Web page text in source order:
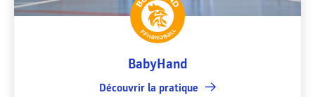
BabyHand
Découvrir la pratique